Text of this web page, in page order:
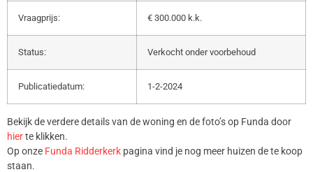
Vraagprijs: € 300.000 k.k.
Status: Verkocht onder voorbehoud
Publicatiedatum: 1-2-2024
Bekijk de verdere details van de woning en de foto’s op Funda door
hierte klikken.
Op onze Funda Ridderkerk pagina vind je nog meer huizen de te koop
staan.